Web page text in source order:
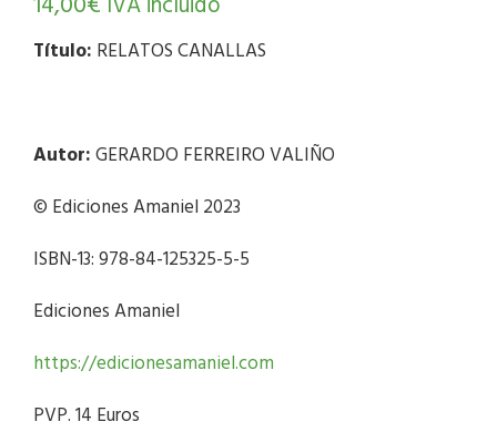
Título: RELATOS CANALLAS
Autor:GERARDO FERREIRO VALIÑO
© Ediciones Amaniel 2023
ISBN-13: 978-84-125325-5-5
Ediciones Amaniel
https://edicionesamaniel.com
PVP. 14 Euros